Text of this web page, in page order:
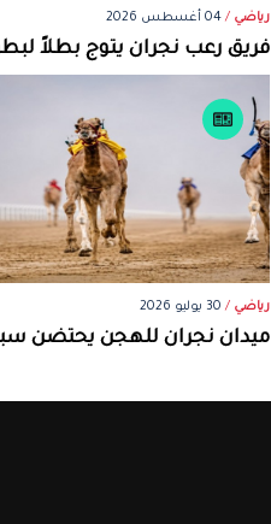
رياضي / 04 أغسطس 2026
فريق رعب نجران يتوج بطلاً
رياضي / 30 يوليو 2026
ميدان نجران للهجن يحتضن